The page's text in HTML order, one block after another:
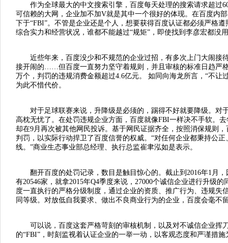
作为全球最大的中文搜索引擎，百度每天处理的搜索请求超过
可信赖的大网，企业加不加V就是其中一个很好的体现。在百度内
下于“FBI”。不管是企业还是个人，想要获得百度认证都必须严格
综合实力和经营状况，谁都不能越过“规矩”，即使找到李彦宏都没
近些年来，百度没少和不规范的企业过招，有多次上门大闹接
接开闹的……但百度一直努力坚守着规则，并且审核的标准日趋严
万个，判罚的违规消费金额超过4.6亿元。 如同向海龙所言，“不
为此不惜代价。
对于足球联赛来说，升降级是必须的，踢得不好就要降级。对
高枕无忧了。在处罚违规企业方面，百度就像FBI一样决不手软。
却在9月再次被其他网民投诉。基于网民证据齐全，按照消保规则
判罚，以实际行动捍卫了百度信誉的权威。“对任何企业都秉持公
线。”商业生态事业部总经理、执行总监崔聿泓如是表示。
翻开百度的处罚记录，数目是触目惊心的。截止到2016年1月，
有20546家，就拿2015年Q4季度来说，27000个诚信企业进行升级
度一直执行的严格分级制度，通过企业的资质、推广行为、违规
同等级。对放低自我要求、做出不良商业行为的企业，百度会毫不
可以说，百度这套严格苛刻的审核机制，以及对不诚信企业挥
的“FBI”，时刻监视着认证企业的一举一动，以客观态度和严谨措